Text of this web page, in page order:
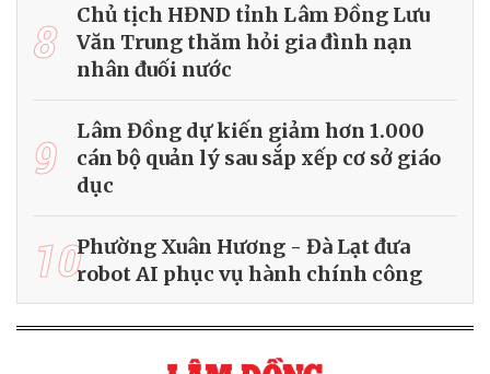
8
Chủ tịch HĐND tỉnh Lâm Đồng Lưu
Văn Trung thăm hỏi gia đình nạn
nhân đuối nước
9
Lâm Đồng dự kiến giảm hơn 1.000
cán bộ quản lý sau sắp xếp cơ sở giáo
dục
10Phường Xuân Hương - Đà Lạt đưa
robot AI phục vụ hành chính công